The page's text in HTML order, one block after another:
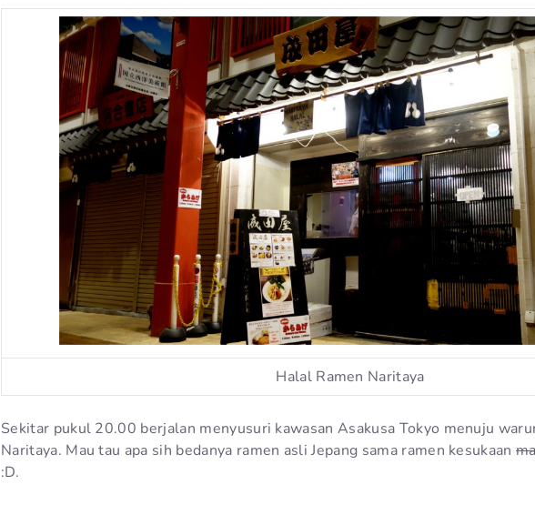
Halal Ramen Naritaya
Sekitar pukul 20.00 berjalan menyusuri kawasan Asakusa Tokyo menuju
Naritaya. Mau tau apa sih bedanya ramen asli Jepang sama ramen kesukaan
:D.